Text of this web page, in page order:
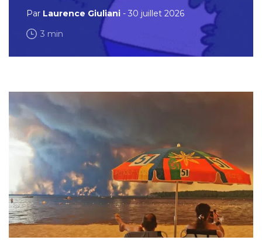
Par Laurence Giuliani - 30 juillet 2026
3 min